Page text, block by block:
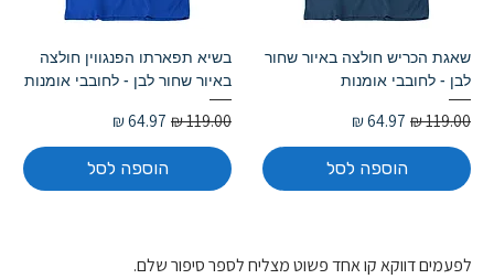
שאגת הכריש חולצה באיור שחור
לבן - לחובבי אומנות
מחיר רגיל מחיר מבצע
הוספה לסל
בשיא תפארתו הפנגווין חולצה
באיור שחור לבן - לחובבי אומנות
מחיר רגיל מחיר מבצע
הוספה לסל
לפעמים דווקא קו אחד פשוט מצליח לספר סיפור שלם.